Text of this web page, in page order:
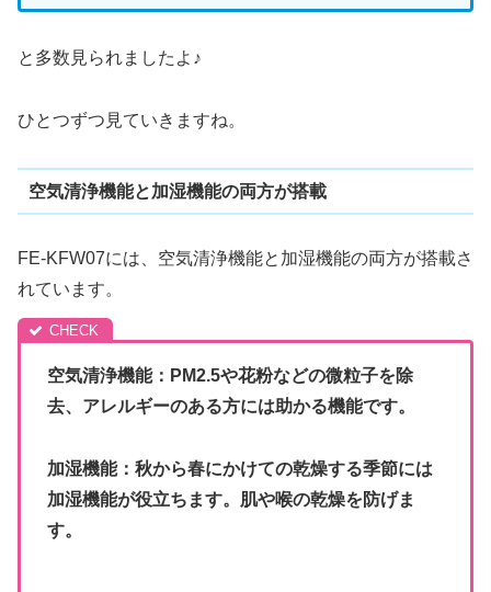
と多数見られましたよ♪
ひとつずつ見ていきますね。
空気清浄機能と加湿機能の両方が搭載
FE-KFW07には、空気清浄機能と加湿機能の両方が搭載さ
れています。
空気清浄機能：PM2.5や花粉などの微粒子を除
去、アレルギーのある方には助かる機能です。
加湿機能：秋から春にかけての乾燥する季節には
加湿機能が役立ちます。肌や喉の乾燥を防げま
す。